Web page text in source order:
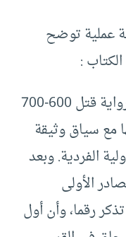
عملية توضح
:
حادثة بني قريظة: شكك في رواية قتل 600-700
مع سياق وثيقة
الفردية. وبعد
الأولى
رقما، وأن أول